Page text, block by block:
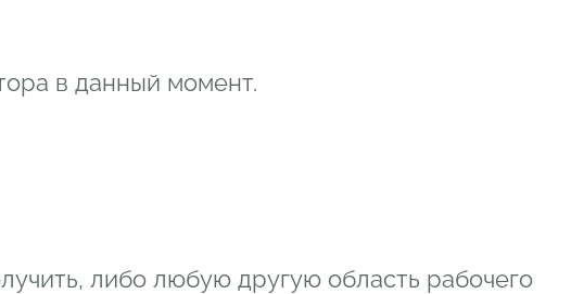
в данный момент.
либо любую другую область рабочего